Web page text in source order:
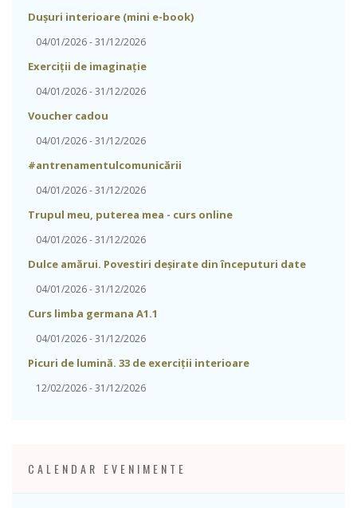
Dușuri interioare (mini e-book)
04/01/2026 - 31/12/2026
Exerciții de imaginație
04/01/2026 - 31/12/2026
Voucher cadou
04/01/2026 - 31/12/2026
#antrenamentulcomunicării
04/01/2026 - 31/12/2026
Trupul meu, puterea mea - curs online
04/01/2026 - 31/12/2026
Dulce amărui. Povestiri deșirate din începuturi date
04/01/2026 - 31/12/2026
Curs limba germana A1.1
04/01/2026 - 31/12/2026
Picuri de lumină. 33 de exerciții interioare
12/02/2026 - 31/12/2026
CALENDAR EVENIMENTE